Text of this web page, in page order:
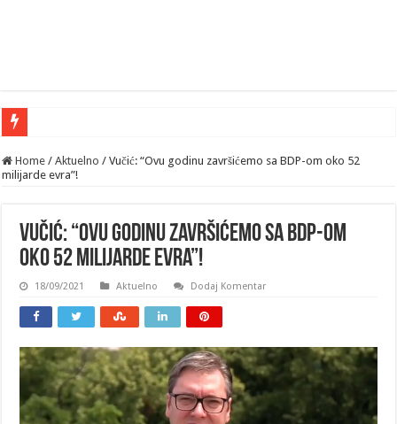
Home / Aktuelno / Vučić: “Ovu godinu završićemo sa BDP-om oko 52
milijarde evra”!
Vučić: “Ovu godinu završićemo sa BDP-om
oko 52 milijarde evra”!
18/09/2021 Aktuelno Dodaj Komentar